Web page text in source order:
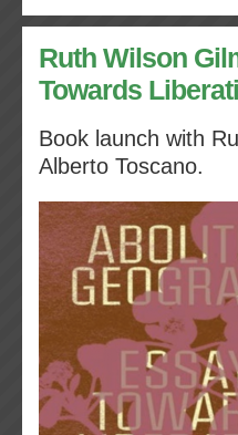
Ruth Wilson
Towards
Book launch with
Alberto Toscano.